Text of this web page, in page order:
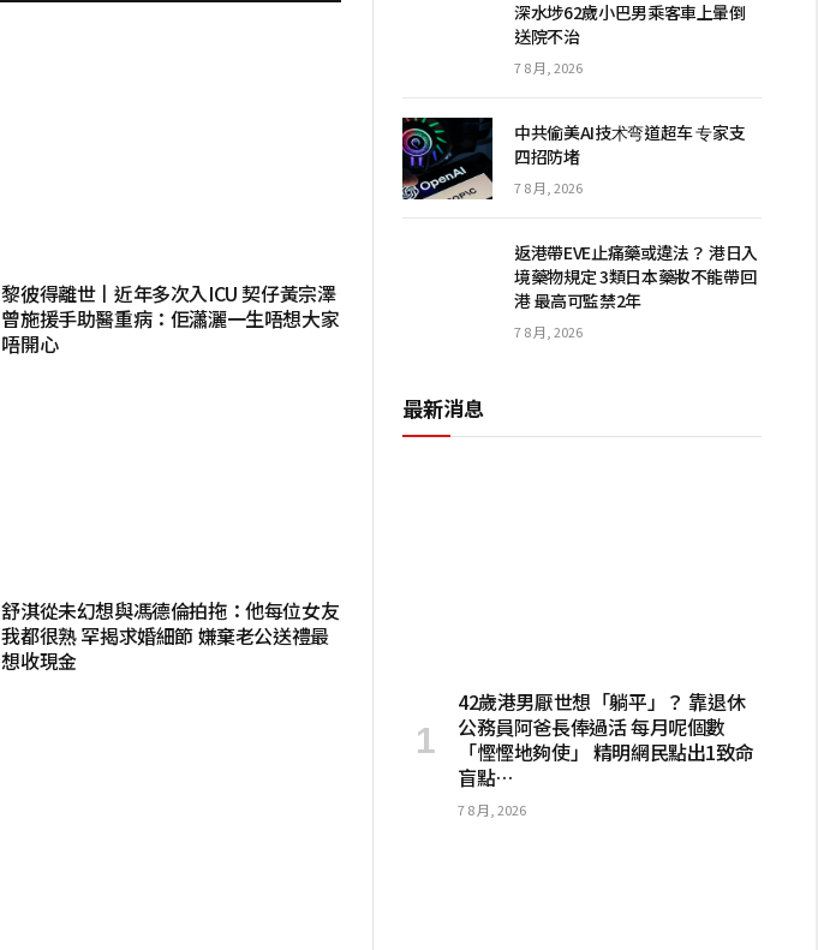
黎彼得離世丨近年多次入ICU 契仔黃宗澤
曾施援手助醫重病：佢瀟灑一生唔想大家
唔開心
舒淇從未幻想與馮德倫拍拖：他每位女友
我都很熟 罕揭求婚細節 嫌棄老公送禮最
想收現金
深水埗62歲小巴男乘客車上暈倒
送院不治
7 8 月, 2026
中共偷美AI技术弯道超车 专家支
四招防堵
7 8 月, 2026
返港帶EVE止痛藥或違法？ 港日入
境藥物規定 3類日本藥妝不能帶回
港 最高可監禁2年
7 8 月, 2026
最新消息
42歲港男厭世想「躺平」？ 靠退休
公務員阿爸長俸過活 每月呢個數
「慳慳地夠使」 精明網民點出1致命
盲點…
7 8 月, 2026